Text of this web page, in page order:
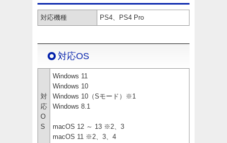
対応機種 PS4、PS4 Pro
対応OS
対
応
O
S
Windows 11
Windows 10
Windows 10（Sモード）※1
Windows 8.1
macOS 12 ～ 13 ※2、3
macOS 11 ※2、3、4